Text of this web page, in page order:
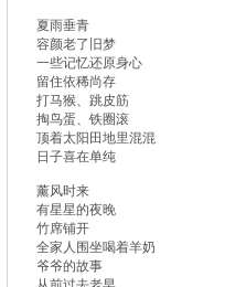
夏雨垂青
容颜老了旧梦
一些记忆还原身心
留住依稀尚存
打马猴、跳皮筋
掏鸟蛋、铁圈滚
顶着太阳田地里混混
日子喜在单纯
薰风时来
有星星的夜晚
竹席铺开
全家人围坐喝着羊奶
爷爷的故事